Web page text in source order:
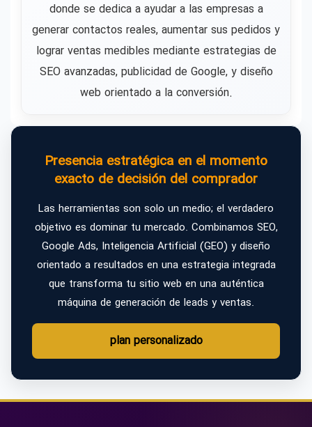
donde se dedica a ayudar a las empresas a
generar contactos reales, aumentar sus pedidos y
lograr ventas medibles mediante estrategias de
SEO avanzadas, publicidad de Google, y diseño
web orientado a la conversión.
Presencia estratégica en el momento
exacto de decisión del comprador
Las herramientas son solo un medio; el verdadero
objetivo es dominar tu mercado. Combinamos SEO,
Google Ads, Inteligencia Artificial (GEO) y diseño
orientado a resultados en una estrategia integrada
que transforma tu sitio web en una auténtica
máquina de generación de leads y ventas.
plan personalizado